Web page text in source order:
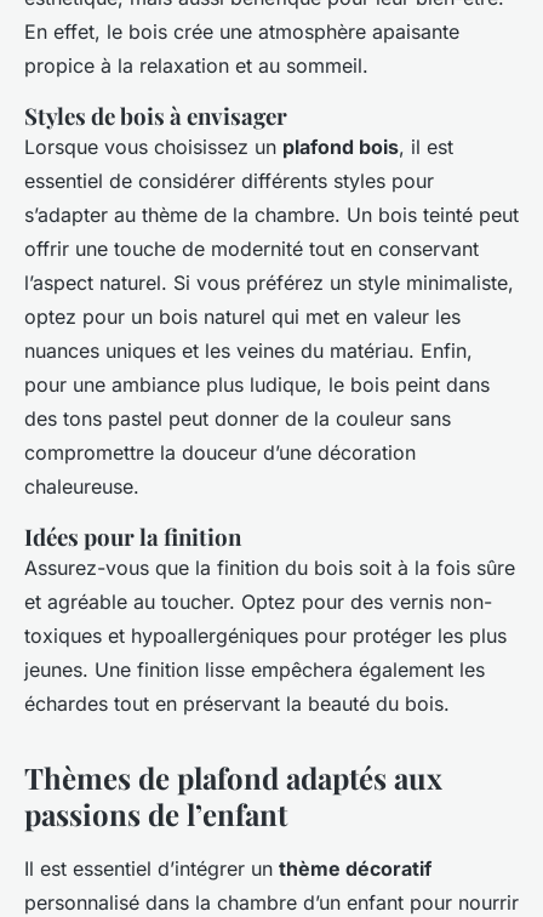
En effet, le bois crée une atmosphère apaisante
propice à la relaxation et au sommeil.
Styles de bois à envisager
Lorsque vous choisissez un plafond bois, il est
essentiel de considérer différents styles pour
s’adapter au thème de la chambre. Un bois teinté peut
offrir une touche de modernité tout en conservant
l’aspect naturel. Si vous préférez un style minimaliste,
optez pour un bois naturel qui met en valeur les
nuances uniques et les veines du matériau. Enfin,
pour une ambiance plus ludique, le bois peint dans
des tons pastel peut donner de la couleur sans
compromettre la douceur d’une décoration
chaleureuse.
Idées pour la finition
Assurez-vous que la finition du bois soit à la fois sûre
et agréable au toucher. Optez pour des vernis non-
toxiques et hypoallergéniques pour protéger les plus
jeunes. Une finition lisse empêchera également les
échardes tout en préservant la beauté du bois.
Thèmes de plafond adaptés aux
passions de l’enfant
Il est essentiel d’intégrer un thème décoratif
personnalisé dans la chambre d’un enfant pour nourrir